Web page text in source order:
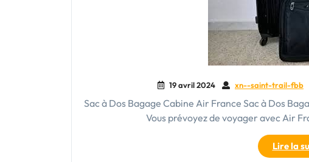
19 avril 2024 xn--saint-trail-fbb
Sac à Dos Bagage Cabine Air France Sac à Dos
Vous prévoyez de voyager avec Air
Lire la